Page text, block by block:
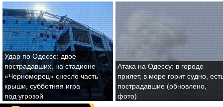
Удар по Одессе: двое
пострадавших, на стадионе
«Черноморец» снесло часть
крыши, субботняя игра
под угрозой
Атака на Одессу: в городе
прилет, в море горит судно,
пострадавшие (обновлено,
фото)